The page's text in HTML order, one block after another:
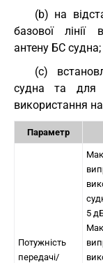
(b) на
базової лінії
антену БС судна;
(c)
судна та для
використання
Параметр
Потужність
передачі/
5